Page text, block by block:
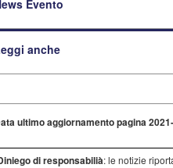
Evento
anche
ultimo aggiornamento pagina
di responsabilià: le notizie